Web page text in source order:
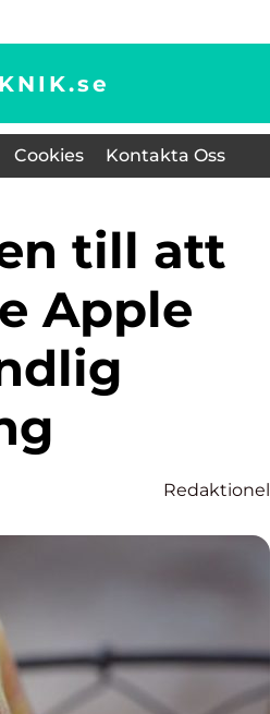
se
Cookies Kontakta Oss
Apple
Redaktionel